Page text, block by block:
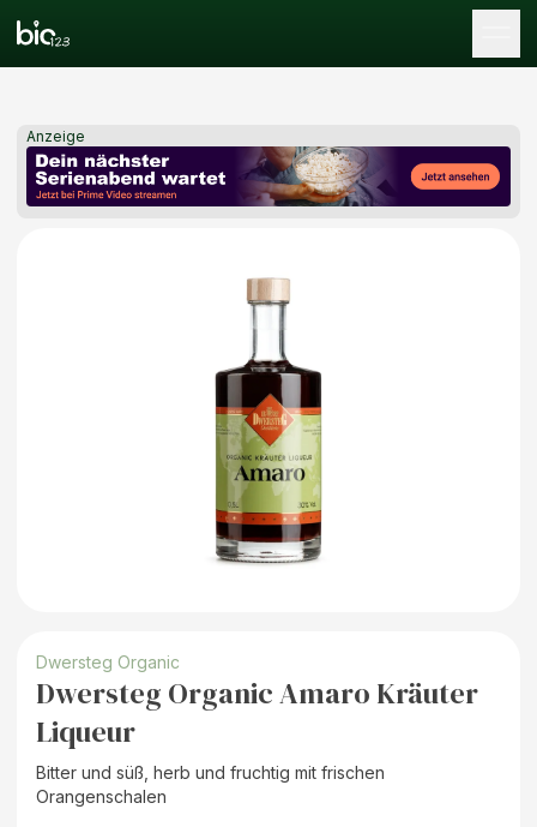
Anzeige
Dwersteg Organic
Dwersteg Organic Amaro Kräuter
Liqueur
Bitter und süß, herb und fruchtig mit frischen
Orangenschalen